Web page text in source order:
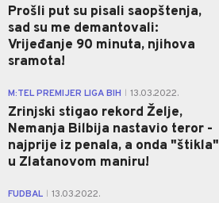
Prošli put su pisali saopštenja,
sad su me demantovali:
Vrijeđanje 90 minuta, njihova
sramota!
M:TEL PREMIJER LIGA BIH 13.03.2022.
Zrinjski stigao rekord Želje,
Nemanja Bilbija nastavio teror -
najprije iz penala, a onda "štikla"
u Zlatanovom maniru!
FUDBAL 13.03.2022.